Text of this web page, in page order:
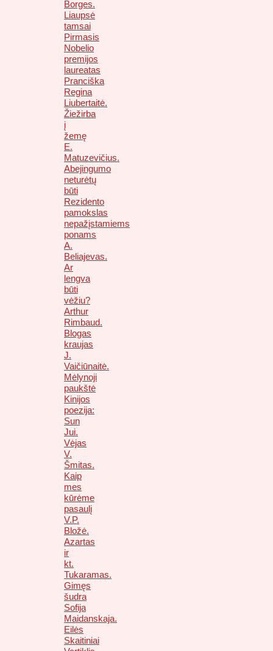
Borges.
Liaupsė
tamsai
Pirmasis
Nobelio
premijos
laureatas
Pranciška
Regina
Liubertaitė.
Žiežirba
į
žemę
E.
Matuzevičius.
Abejingumo
neturėtų
būti
Rezidento
pamokslas
nepažįstamiems
ponams
A.
Beliajevas.
Ar
lengva
būti
vėžiu?
Arthur
Rimbaud.
Blogas
kraujas
J.
Vaičiūnaitė.
Mėlynoji
paukštė
Kinijos
poezija:
Sun
Jui.
Vėjas
V.
Šmitas.
Kaip
mes
kūrėme
pasaulį
V.P.
Bložė.
Azartas
ir
kt.
Tukaramas.
Gimęs
šudra
Sofija
Maidanskaja.
Eilės
Skaitiniai